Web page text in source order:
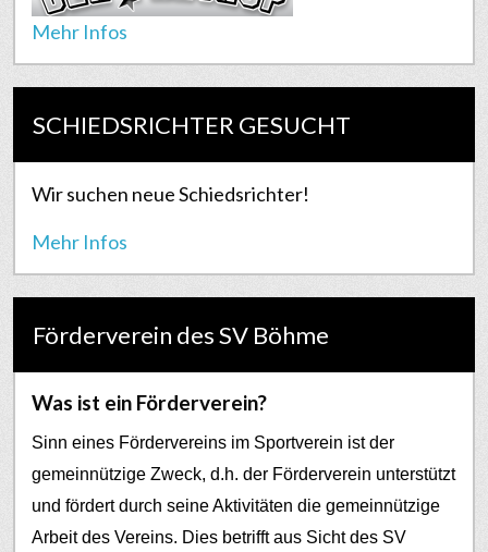
Mehr Infos
SCHIEDSRICHTER GESUCHT
Wir suchen neue Schiedsrichter!
Mehr Infos
Förderverein des SV Böhme
Was ist ein Förderverein?
Sinn eines Fördervereins im Sportverein ist der
gemeinnützige Zweck, d.h. der Förderverein unterstützt
und fördert durch seine Aktivitäten die gemeinnützige
Arbeit des Vereins. Dies betrifft aus Sicht des SV